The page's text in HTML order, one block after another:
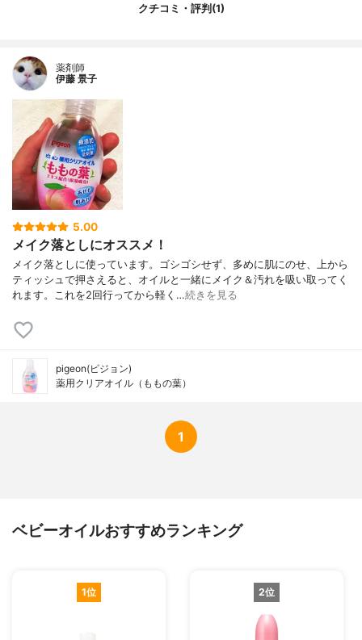
クチコミ・評判(1)
薬剤師
伊藤 景子
5.00
メイク落としにオススメ！
メイク落としに使っています。ゴシゴシせず、多めに肌にのせ、上から
ティッシュで押さえると、オイルと一緒にメイク＆汚れを吸い取ってく
れます。これを2回行ってから軽く…続きを見る
pigeon(ピジョン)
薬用クリアオイル（ももの葉）
1
ベビーオイルおすすめランキング
1位 2位